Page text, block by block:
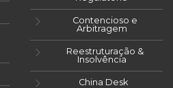
Contencioso e
Arbitragem
Reestruturação &
Insolvência
China Desk